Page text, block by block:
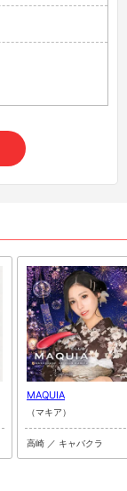
MAQUIA
（マキア）
高崎 ／ キャバクラ